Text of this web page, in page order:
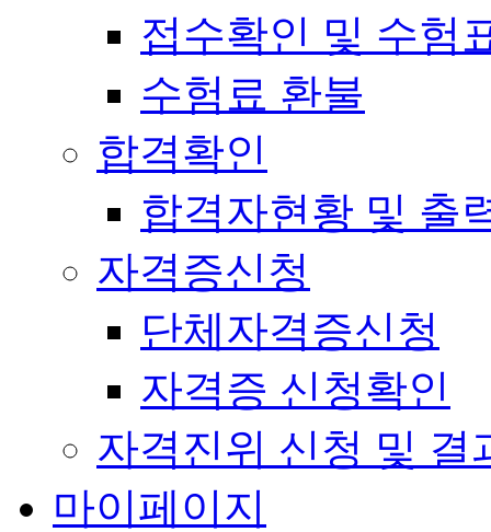
접수확인 및 수험
수험료 환불
합격확인
합격자현황 및 출
자격증신청
단체자격증신청
자격증 신청확인
자격진위 신청 및 결
마이페이지